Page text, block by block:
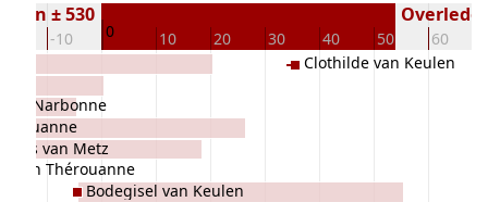
-10 0 10 20 30 40 50 60
± 530
Narbonne
van Metz
? van Thérouanne
Bodegisel van Keulen
Clothilde van Keulen